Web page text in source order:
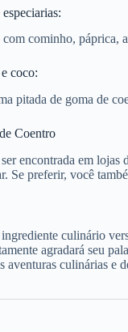
cominho, páprica,
coco:
pitada de goma de
Coentro
encontrada em
Se preferir, você
culinário
agradará seu
aventuras culinárias e